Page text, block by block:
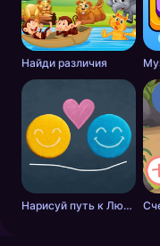
Найди различия
Нарисуй путь к Любви